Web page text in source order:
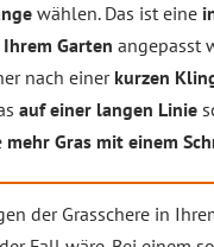
wählen. Das ist eine
Garten angepasst
nach einer kurzen
auf einer langen Linie
mehr Gras mit einem
der Grasschere in